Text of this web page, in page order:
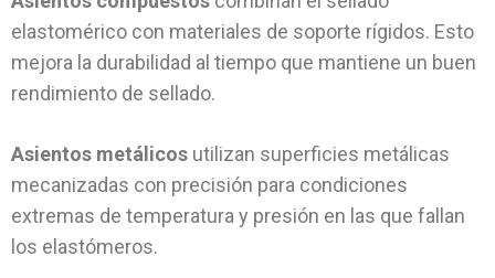
elastomérico con materiales de soporte rígidos. Esto
mejora la durabilidad al tiempo que mantiene un buen
rendimiento de sellado.
Asientos metálicos utilizan superficies metálicas
mecanizadas con precisión para condiciones
extremas de temperatura y presión en las que fallan
los elastómeros.